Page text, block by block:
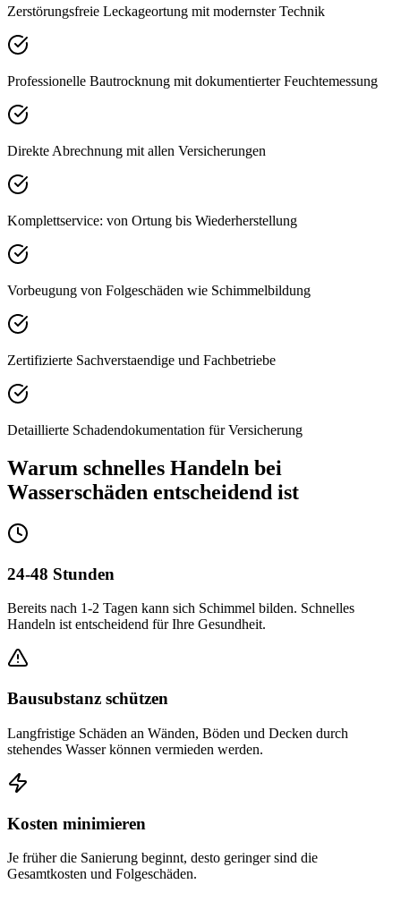
Zerstörungsfreie Leckageortung mit modernster Technik
Professionelle Bautrocknung mit dokumentierter Feuchtemessung
Direkte Abrechnung mit allen Versicherungen
Komplettservice: von Ortung bis Wiederherstellung
Vorbeugung von Folgeschäden wie Schimmelbildung
Zertifizierte Sachverstaendige und Fachbetriebe
Detaillierte Schadendokumentation für Versicherung
Warum schnelles Handeln bei
Wasserschäden entscheidend ist
24-48 Stunden
Bereits nach 1-2 Tagen kann sich Schimmel bilden. Schnelles
Handeln ist entscheidend für Ihre Gesundheit.
Bausubstanz schützen
Langfristige Schäden an Wänden, Böden und Decken durch
stehendes Wasser können vermieden werden.
Kosten minimieren
Je früher die Sanierung beginnt, desto geringer sind die
Gesamtkosten und Folgeschäden.